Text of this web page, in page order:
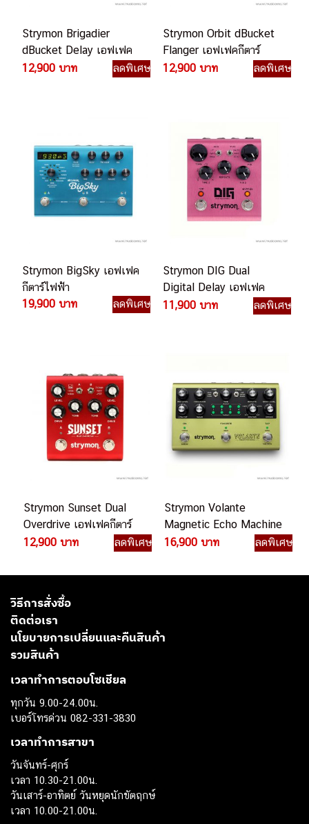
Strymon Brigadier
dBucket Delay เอฟเฟค
กีตาร์ไฟฟ้า
12,900 บาท ลดพิเศษ
Strymon Orbit dBucket
Flanger เอฟเฟคกีตาร์
ไฟฟ้า
12,900 บาท ลดพิเศษ
Strymon BigSky เอฟเฟค
กีตาร์ไฟฟ้า
19,900 บาท
ลดพิเศษ
Strymon DIG Dual
Digital Delay เอฟเฟค
กีตาร์ไฟฟ้า
11,900 บาท ลดพิเศษ
Strymon Sunset Dual
Overdrive เอฟเฟคกีตาร์
ไฟฟ้า
12,900 บาท ลดพิเศษ
Strymon Volante
Magnetic Echo Machine
เอฟเฟคกีตาร์ไฟฟ้า
16,900 บาท ลดพิเศษ
วิธีการสั่งซื้อ
ติดต่อเรา
นโยบายการเปลี่ยนและคืนสินค้า
รวมสินค้า
เวลาทำการตอบโซเชียล
ทุกวัน 9.00-24.00น.
เบอร์โทรด่วน 082-331-3830
เวลาทำการสาขา
วันจันทร์-ศุกร์
เวลา 10.30-21.00น.
วันเสาร์-อาทิตย์ วันหยุดนักขัตฤกษ์
เวลา 10.00-21.00น.